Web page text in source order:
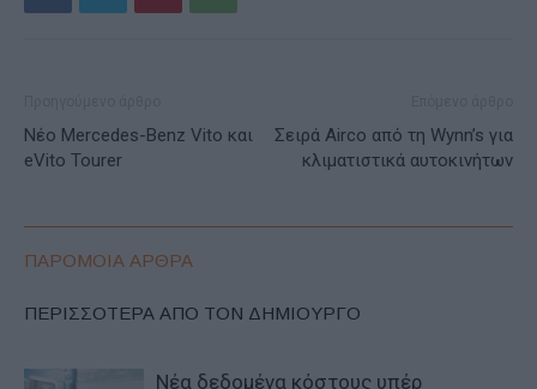
Νέο Mercedes-Benz Vito και
eVito Tourer
Σειρά Airco από τη Wynn’s για
κλιματιστικά αυτοκινήτων
ΠΑΡΟΜΟΙΑ ΑΡΘΡΑ
ΠΕΡΙΣΣΟΤΕΡΑ ΑΠΟ ΤΟΝ ΔΗΜΙΟΥΡΓΟ
Νέα δεδομένα κόστους υπέρ